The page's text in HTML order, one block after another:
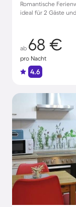
Romantische
ideal für 2 Gäste
ab 68 €
pro Nacht
4.6